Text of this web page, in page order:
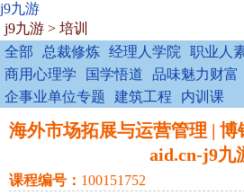
j9九游
j9九游 > 培训
全部
总裁修炼 经理人学院 职业人
商用心理学
国学悟道 品味魅力财富
企事业单位专题
建筑工程 内训课
海外市场拓展与运营管理 |
aid.cn-j9九
课程编号： 100151752